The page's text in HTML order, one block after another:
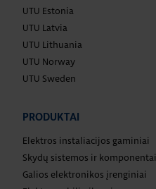
UTU Estonia
UTU Latvia
UTU Lithuania
UTU Norway
UTU Sweden
PRODUKTAI
Elektros instaliacijos gaminiai
Skydų sistemos ir komponentai
Galios elektronikos įrenginiai